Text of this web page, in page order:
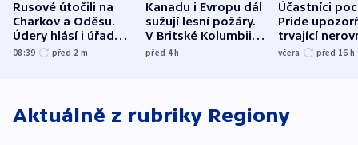
Rusové útočili na
Charkov a Oděsu.
Údery hlásí i úřady v
Bělgorodu
08:39 před 2 m
Kanadu i Evropu dál
sužují lesní požáry.
V Britské Kolumbii
evakuovali tisíce lidí
před 4h
Účastníci
Pride
trvající
včera před 16 h
Aktuálně z rubriky Regiony